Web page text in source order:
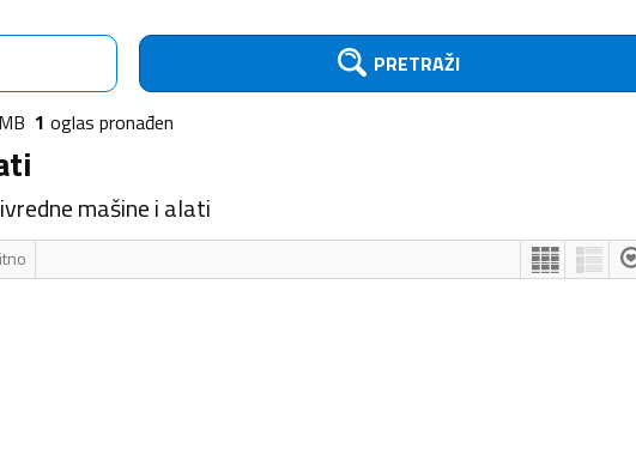
PRETRAŽI
1 oglas pronađen
mašine i alati